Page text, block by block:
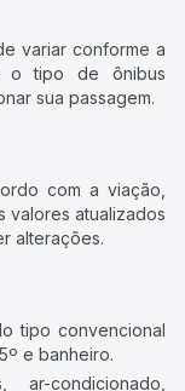
variar conforme a
o tipo de ônibus
sua passagem.
com a viação,
valores atualizados
alterações.
tipo convencional
e banheiro.
condicionado,